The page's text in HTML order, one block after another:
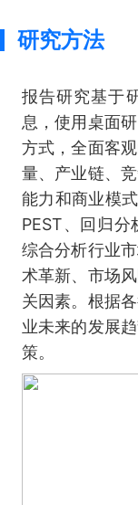
研究方法
报告研究基于
息，使用桌面
方式，全面客
量、产业链、
能力和商业模
PEST、回归分
综合分析行业
术革新、市场
关因素。根据
业未来的发展
策。